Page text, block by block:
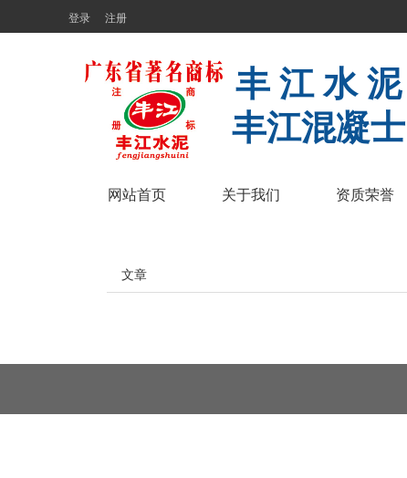
登录 注册
网站首页 关于我们 资质荣誉
丰 江 水
丰江混凝
文章